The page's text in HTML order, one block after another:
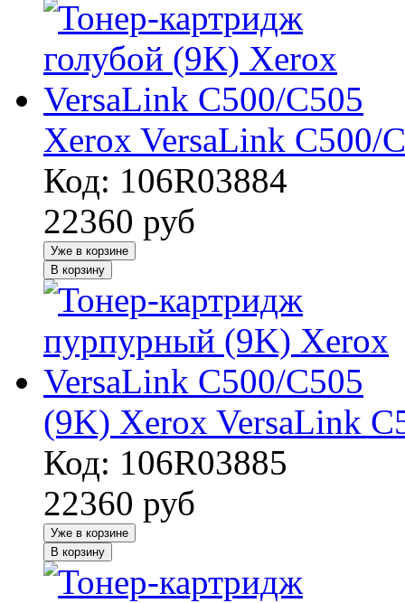
Xerox VersaLink C500/
Код: 106R03884
22360 руб
Уже в корзине
В корзину
(9K) Xerox VersaLink
Код: 106R03885
22360 руб
Уже в корзине
В корзину